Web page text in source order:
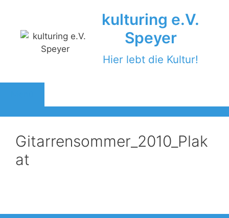
springen
kulturing e.V.
Speyer
Hier lebt die Kultur!
Gitarrensommer_2010_Plak
at